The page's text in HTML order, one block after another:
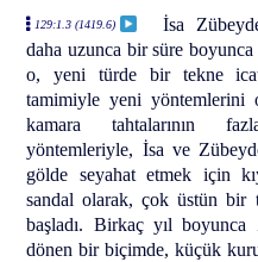
129:1.3 (1419.6)
İsa
daha uzunca bir süre boyunca
o, yeni türde bir tekne icat
tamimiyle yeni yöntemlerini
kamara tahtalarının
yöntemleriyle, İsa ve
gölde seyahat etmek için
sandal olarak, çok üstün bir
başladı. Birkaç yıl
dönen bir biçimde, küçük